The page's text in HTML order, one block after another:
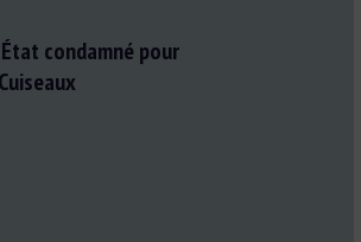
condamné pour